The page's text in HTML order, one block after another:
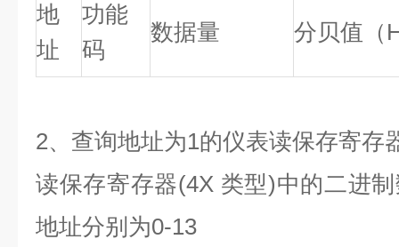
地
址
功能
码
数据量 分贝值（
2、查询地址为1的仪表读保存寄存
读保存寄存器(4X 类型)中的二进
地址分别为0-13